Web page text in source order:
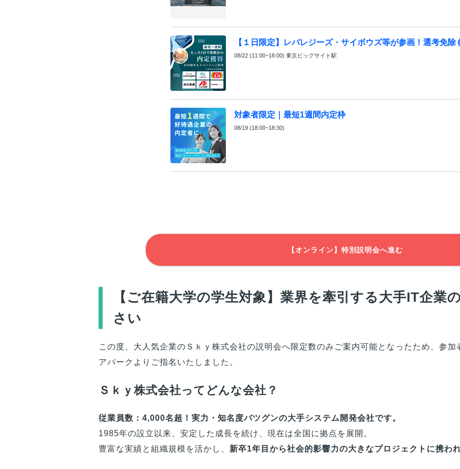
【１日限定】レバレジーズ・サイボウズ等が参画！選考免除
08/22 (11:00~18:00) 東京ビッグサイト駅
対象者限定｜最短1週間内定枠
08/19 (18:00~18:30)
【オンライン】特別説明会へ進む
【 ご在籍大学の学生対象】業界を牽引する大手IT企業
さい
この度、大人気企業のＳｋｙ株式会社の説明会へ限定数のみご案内可能となったため、参加
アパークよりご指名いたしました。
Ｓｋｙ株式会社ってどんな会社？
従業員数：4,000名超！実力・知名度バツグンの大手システム開発会社です。
1985年の設立以来、安定した成長を続け、現在は全国に拠点を展開。
豊富な実績と組織規模を活かし、 新卒1年目から社会的影響力の大きなプロジェクトに携わ